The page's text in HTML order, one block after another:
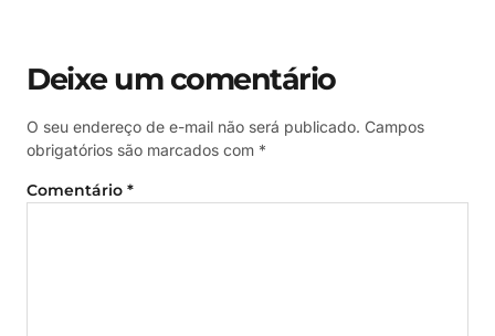
Deixe um comentário
O seu endereço de e-mail não será publicado. Campos
obrigatórios são marcados com *
Comentário *